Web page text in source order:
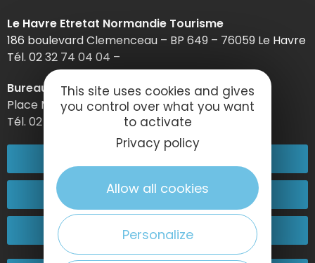
Le Havre Etretat Normandie Tourisme
186 boulevard Clemenceau – BP 649 – 76059 Le Havre
Tél. 02 32 74 04 04 –
Bureau d’information d’Etretat
Place Maurice Guillard – 76790 Étretat
Tél. 02 35 27 05 21
Contactez-nous
Passez nous voir !
This site uses cookies and gives
you control over what you want
to activate
Privacy policy
Allow all cookies
Personalize